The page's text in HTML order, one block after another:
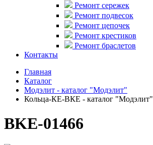
Ремонт сережек
Ремонт подвесок
Ремонт цепочек
Ремонт крестиков
Ремонт браслетов
Контакты
Главная
Каталог
Модэлит - каталог "Модэлит"
Кольца-КЕ-ВКЕ - каталог "Модэлит"
BKЕ-01466